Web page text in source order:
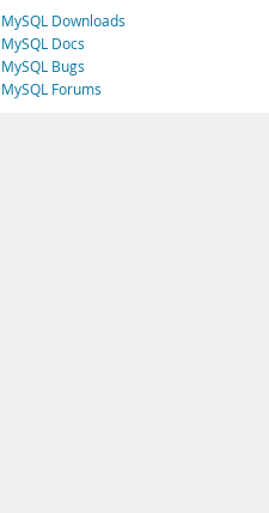
MySQL Downloads
MySQL Docs
MySQL Bugs
MySQL Forums